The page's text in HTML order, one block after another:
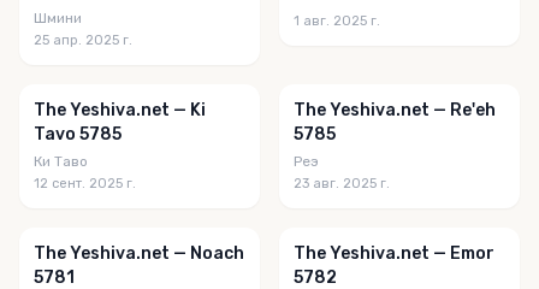
Шмини
25 апр. 2025 г.
1 авг. 2025 г.
The Yeshiva.net — Ki
Tavo 5785
Ки Таво
12 сент. 2025 г.
The Yeshiva.net — Re'eh
5785
Реэ
23 авг. 2025 г.
The Yeshiva.net — Noach
5781
The Yeshiva.net — Emor
5782